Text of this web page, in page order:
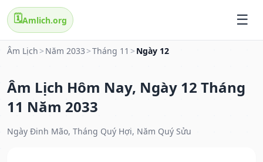
🗓️Amlich.org
Âm Lịch > Năm 2033 >Tháng 11 > Ngày 12
Âm Lịch Hôm Nay, Ngày 12 Tháng
11 Năm 2033
Ngày Đinh Mão, Tháng Quý Hợi, Năm Quý Sửu